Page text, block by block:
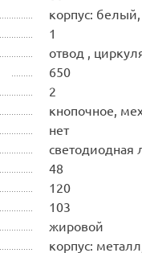
корпус:
1
отвод ,
650
2
кнопочное,
нет
светодиодная
48
120
103
жировой
корпус: